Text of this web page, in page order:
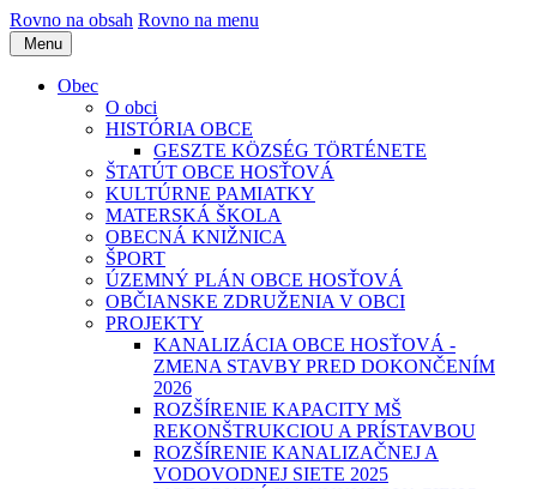
Rovno na obsah Rovno na menu
Menu
Obec
O obci
HISTÓRIA OBCE
GESZTE KÖZSÉG TÖRTÉNETE
ŠTATÚT OBCE HOSŤOVÁ
KULTÚRNE PAMIATKY
MATERSKÁ ŠKOLA
OBECNÁ KNIŽNICA
ŠPORT
ÚZEMNÝ PLÁN OBCE HOSŤOVÁ
OBČIANSKE ZDRUŽENIA V OBCI
PROJEKTY
KANALIZÁCIA OBCE HOSŤOVÁ -
ZMENA STAVBY PRED DOKONČENÍM
2026
ROZŠÍRENIE KAPACITY MŠ
REKONŠTRUKCIOU A PRÍSTAVBOU
ROZŠÍRENIE KANALIZAČNEJ A
VODOVODNEJ SIETE 2025